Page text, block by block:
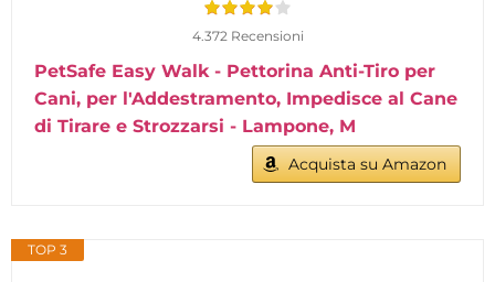
4.372 Recensioni
PetSafe Easy Walk - Pettorina Anti-Tiro per
Cani, per l'Addestramento, Impedisce al Cane
di Tirare e Strozzarsi - Lampone, M
Acquista su Amazon
TOP 3